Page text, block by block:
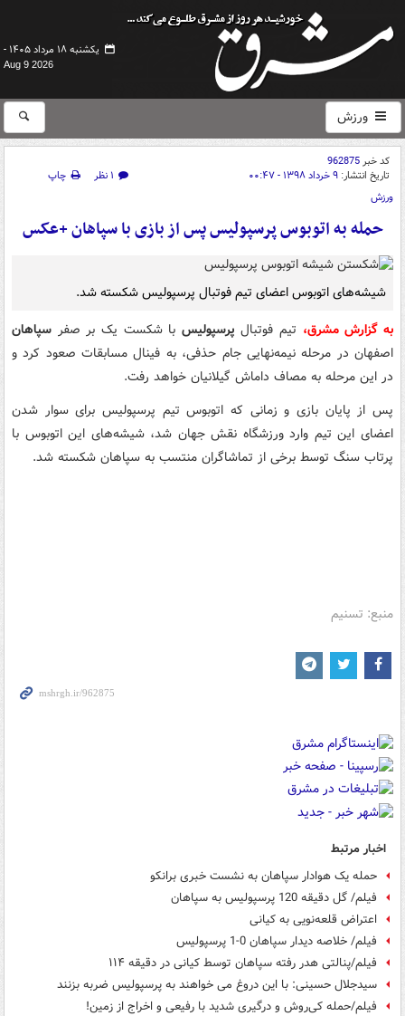
یکشنبه ۱۸ مرداد ۱۴۰۵ -
Aug 9 2026
ورزش
کد خبر962875
تاریخ انتشار: ۹ خرداد ۱۳۹۸ - ۰۰:۴۷ ۱ نظر
چاپ
ورزش
حمله به اتوبوس پرسپولیس پس از بازی با سپاهان +عکس
شیشه‌های اتوبوس اعضای تیم فوتبال پرسپولیس شکسته شد.
به گزارش مشرق، تیم فوتبالپرسپولیس با شکست یک بر صفر سپاهان
اصفهان در مرحله نیمه‌نهایی جام حذفی، به فینال مسابقات صعود کرد و
در این مرحله به مصاف داماش گیلانیان خواهد رفت.
پس از پایان بازی و زمانی که اتوبوس تیم پرسپولیس برای سوار شدن
اعضای این تیم وارد ورزشگاه نقش جهان شد، شیشه‌های این اتوبوس با
پرتاب سنگ توسط برخی از تماشاگران منتسب به سپاهان شکسته شد.
منبع: تسنیم
اخبار مرتبط
حمله یک هوادار سپاهان به نشست خبری برانکو
فیلم/ گل دقیقه 120 پرسپولیس به سپاهان
اعتراض قلعه‌نویی به کیانی
فیلم/ خلاصه دیدار سپاهان 0-1 پرسپولیس
فیلم/پنالتی هدر رفته سپاهان توسط کیانی در دقیقه ۱۱۴
سیدجلال حسینی: با این دروغ می خواهند به پرسپولیس ضربه بزنند
فیلم/حمله کی‌روش و درگیری شدید با رفیعی و اخراج از زمین!